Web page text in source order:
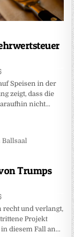
Speisen in der
zeigt, dass die
nicht…
Trumps
und verlangt,
Projekt
diesem Fall an…